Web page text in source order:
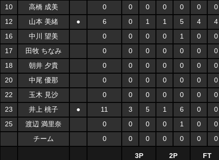
10
高橋 成美 0 0 0 0 0 0
0
12
山本 美緒 ● 6 0 1 1 5 4
4
16
中川 望美 0 0 0 0 1 0
0
17
田牧 ちなみ 0 0 0 0 0 0
0
18
朝井 夕貴 0 0 0 0 0 0
0
20
中尾 優那 0 0 0 0 0 0
0
22
玉木 見沙 0 0 0 0 0 0
0
23
井上 桃子 ● 11 3 5 1 6 0
0
25
渡辺 満里奈 0 0 0 0 1 0
0
チーム
0 0 0 0 0 0 0
3P 2P FT